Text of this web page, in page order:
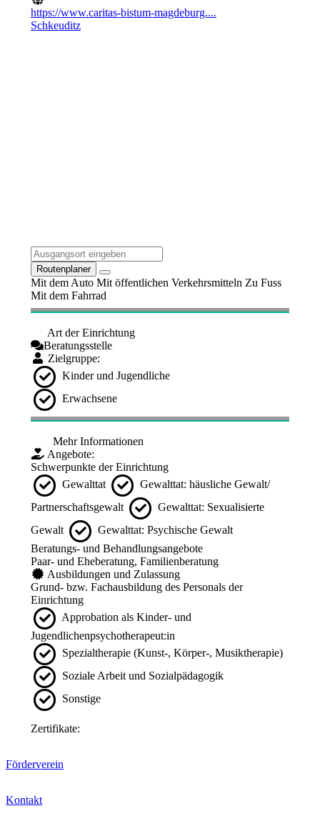
https://www.caritas-bistum-magdeburg....
Schkeuditz
Routenplaner
Mit dem Auto Mit öffentlichen Verkehrsmitteln Zu Fuss
Mit dem Fahrrad
Art der Einrichtung
Beratungsstelle
Zielgruppe:
Kinder und Jugendliche
Erwachsene
Mehr Informationen
Angebote:
Schwerpunkte der Einrichtung
Gewalttat
Gewalttat: häusliche Gewalt/
Partnerschaftsgewalt
Gewalttat: Sexualisierte
Gewalt
Gewalttat: Psychische Gewalt
Beratungs- und Behandlungsangebote
Paar- und Eheberatung, Familienberatung
Ausbildungen und Zulassung
Grund- bzw. Fachausbildung des Personals der
Einrichtung
Approbation als Kinder- und
Jugendlichenpsychotherapeut:in
Spezialtherapie (Kunst-, Körper-, Musiktherapie)
Soziale Arbeit und Sozialpädagogik
Sonstige
Zertifikate:
Förderverein
Kontakt